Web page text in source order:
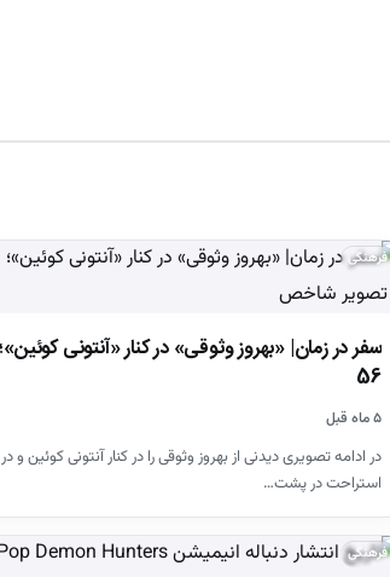
فرهنگی
سفر در زمان| «بهروز وثوقی» در کنار «آنتونی
56
۵ ماه قبل
در ادامه تصویری دیدنی از بهروز وثوقی را در کنار آنتونی کوئین و
استراحت در پشت…
فرهنگی